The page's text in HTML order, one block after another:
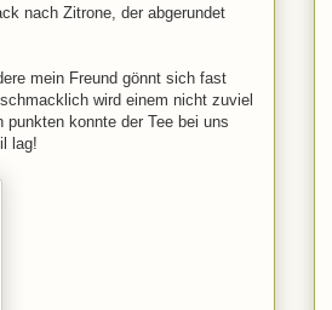
nach Zitrone, der abgerundet
mein Freund gönnt sich fast
wird einem nicht zuviel
konnte der Tee bei uns
lag!